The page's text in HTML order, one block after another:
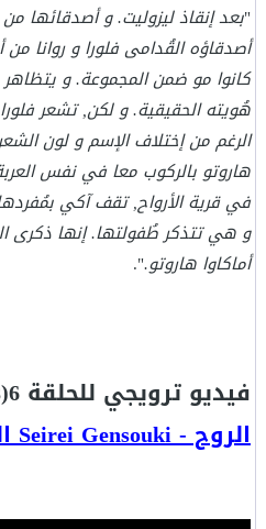
"بعد إنقاذ ليزوليت. و أصدقائها
أصدقاؤه القُدامى فلورا و روانا من
كانوا مو ضمن المجموعة. و يتظاهر
هُويته الحقيقية. و لكن, تشعر
الرغم من إختلاف الإسم و لون
هاروتو بالركوب معا في نفس
في قرية الأرواح, تقف آكي
و هي تتذكر طُفولتها. إنها ذكرى
أماكاوا هاروتو.".
فيديو ترويجي للحلقة 6(18) من أنمي
الروح - Seirei Gensouki الموسم 2